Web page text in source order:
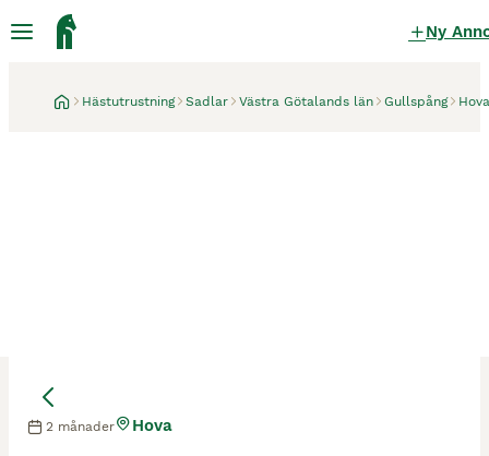
Ny
Hästutrustning Sadlar Västra Götalands län Gullspång Hova
2 månader Hova